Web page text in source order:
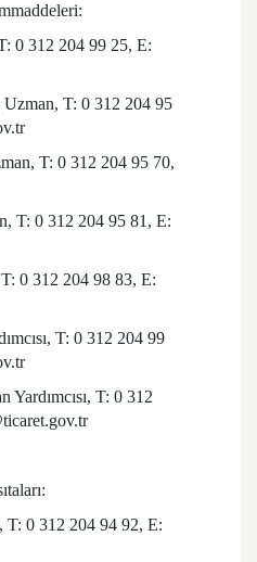
0 312 204 99 25, E:
T: 0 312 204 95
T: 0 312 204 95 70,
T: 0 312 204 95 81, E:
0 312 204 98 83, E:
T: 0 312 204 99
T: 0 312
0 312 204 94 92, E: